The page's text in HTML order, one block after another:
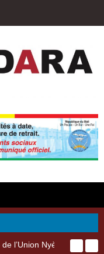
29ème Assemblée Générale Ordinaire de l’Union Nyèsigiso : L’encours total des dépôts des membres passé de 18 milliards en 2024 à 21 milliards en 2025